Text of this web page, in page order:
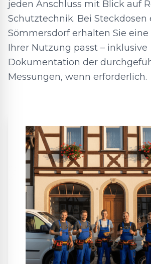
jeden Anschluss mit Blick auf
Schutztechnik. Bei Steckdosen
Sömmersdorf erhalten Sie eine
Ihrer Nutzung passt – inklusive
Dokumentation der
Messungen, wenn erforderlich.